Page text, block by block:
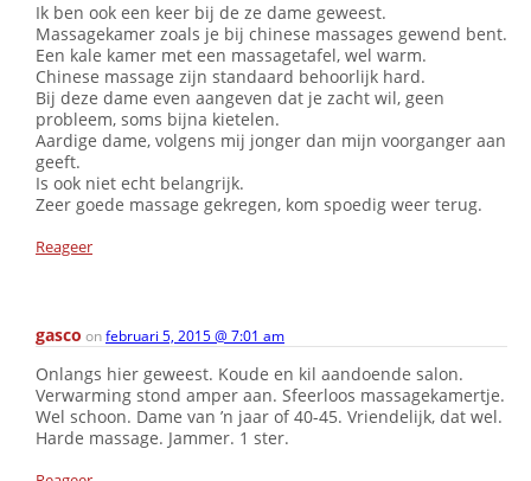
Ik ben ook een keer bij de ze dame geweest.
Massagekamer zoals je bij chinese massages gewend bent.
Een kale kamer met een massagetafel, wel warm.
Chinese massage zijn standaard behoorlijk hard.
Bij deze dame even aangeven dat je zacht wil, geen
probleem, soms bijna kietelen.
Aardige dame, volgens mij jonger dan mijn voorganger aan
geeft.
Is ook niet echt belangrijk.
Zeer goede massage gekregen, kom spoedig weer terug.
Reageer
gasco onfebruari 5, 2015 @ 7:01 am
Onlangs hier geweest. Koude en kil aandoende salon.
Verwarming stond amper aan. Sfeerloos massagekamertje.
Wel schoon. Dame van ’n jaar of 40-45. Vriendelijk, dat wel.
Harde massage. Jammer. 1 ster.